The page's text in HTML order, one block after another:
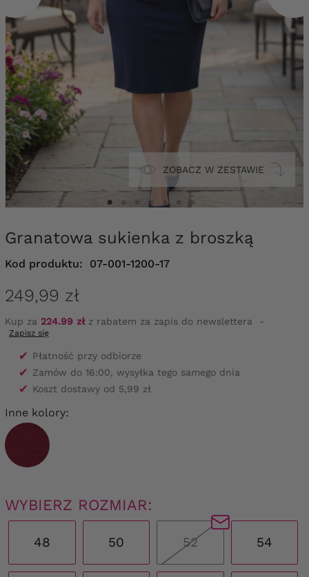
ZOBACZ W ZESTAWIE
Granatowa sukienka z broszką
Kod produktu: 07-001-1200-17
249,99 zł
Kup za 224.99 złz rabatem za zapis do newslettera -
Zapisz się
✔ Płatność przy odbiorze
✔ Zamów do 16:00, wysyłka tego samego dnia
✔ Koszt dostawy od 5,99 zł
Inne kolory:
WYBIERZ ROZMIAR:
48 50 52 54